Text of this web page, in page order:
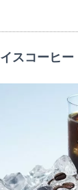
スコーヒー